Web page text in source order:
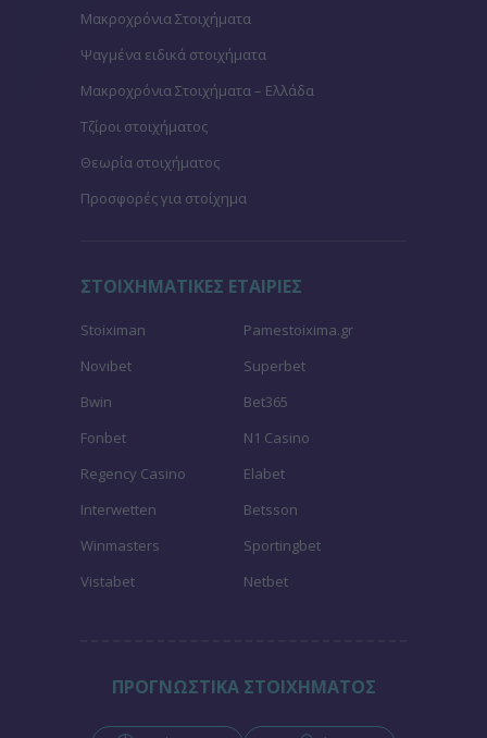
Μακροχρόνια Στοιχήματα
Ψαγμένα ειδικά στοιχήματα
Μακροχρόνια Στοιχήματα – Ελλάδα
Τζίροι στοιχήματος
Θεωρία στοιχήματος
Προσφορές για στοίχημα
ΣΤΟΙΧΗΜΑΤΙΚΕΣ ΕΤΑΙΡΙΕΣ
Stoiximan
Pamestoixima.gr
Novibet
Superbet
Bwin
Bet365
Fonbet
N1 Casino
Regency Casino
Elabet
Interwetten
Betsson
Winmasters
Sportingbet
Vistabet
Netbet
ΠΡΟΓΝΩΣΤΙΚΑ ΣΤΟΙΧΗΜΑΤΟΣ